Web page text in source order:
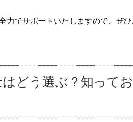
力でサポートいたしますので、ぜ
はどう選ぶ？知って